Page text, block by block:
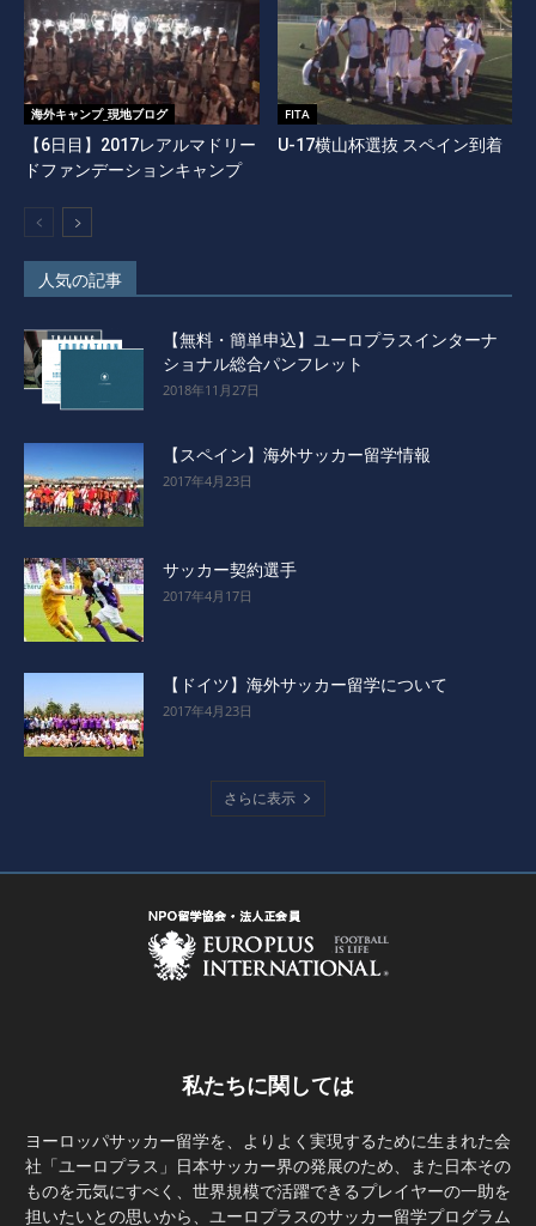
海外キャンプ_現地ブログ
【6日目】2017レアルマドリー
ドファンデーションキャンプ
FITA
U-17横山杯選抜 スペイン到着
人気の記事
【無料・簡単申込】ユーロプラスインターナ
ショナル総合パンフレット
2018年11月27日
【スペイン】海外サッカー留学情報
2017年4月23日
サッカー契約選手
2017年4月17日
【ドイツ】海外サッカー留学について
2017年4月23日
さらに表示
私たちに関しては
ヨーロッパサッカー留学を、よりよく実現するために生まれた会
社「ユーロプラス」日本サッカー界の発展のため、また日本その
ものを元気にすべく、世界規模で活躍できるプレイヤーの一助を
担いたいとの思いから、ユーロプラスのサッカー留学プログラム